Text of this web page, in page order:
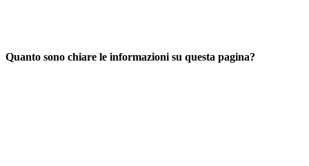
Quanto sono chiare le informazioni su questa pagina?